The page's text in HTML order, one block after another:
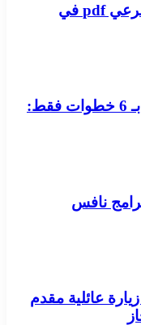
8 خطوات لكتابة صيغة عقد زواج شرعي pdf في
كيفية تقديم شكوى للبنك المركزي بـ 6 خطوات فقط:
نافس
عائلية مقدم